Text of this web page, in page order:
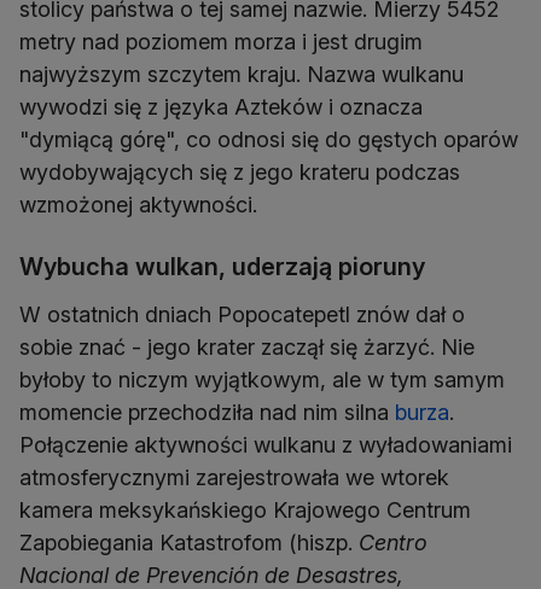
stolicy państwa o tej samej nazwie. Mierzy 5452
metry nad poziomem morza i jest drugim
najwyższym szczytem kraju. Nazwa wulkanu
wywodzi się z języka Azteków i oznacza
"dymiącą górę", co odnosi się do gęstych oparów
wydobywających się z jego krateru podczas
wzmożonej aktywności.
Wybucha wulkan, uderzają pioruny
W ostatnich dniach Popocatepetl znów dał o
sobie znać - jego krater zaczął się żarzyć. Nie
byłoby to niczym wyjątkowym, ale w tym samym
momencie przechodziła nad nim silna burza.
Połączenie aktywności wulkanu z wyładowaniami
atmosferycznymi zarejestrowała we wtorek
kamera meksykańskiego Krajowego Centrum
Zapobiegania Katastrofom (hiszp. Centro
Nacional de Prevención de Desastres,